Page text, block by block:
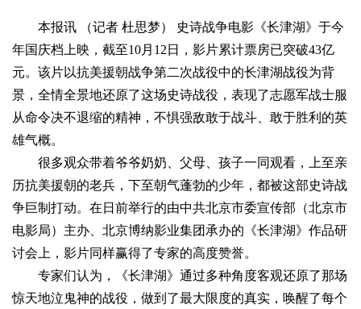
本报讯 （记者 杜思梦） 史诗战争电影《长津湖》于今
年国庆档上映，截至10月12日，影片累计票房已突破43亿
元。该片以抗美援朝战争第二次战役中的长津湖战役为背
景，全情全景地还原了这场史诗战役，表现了志愿军战士服
从命令决不退缩的精神，不惧强敌敢于战斗、敢于胜利的英
雄气概。
很多观众带着爷爷奶奶、父母、孩子一同观看，上至亲
历抗美援朝的老兵，下至朝气蓬勃的少年，都被这部史诗战
争巨制打动。在日前举行的由中共北京市委宣传部（北京市
电影局）主办、北京博纳影业集团承办的《长津湖》作品研
讨会上，影片同样赢得了专家的高度赞誉。
专家们认为，《长津湖》通过多种角度客观还原了那场
惊天地泣鬼神的战役，做到了最大限度的真实，唤醒了每个